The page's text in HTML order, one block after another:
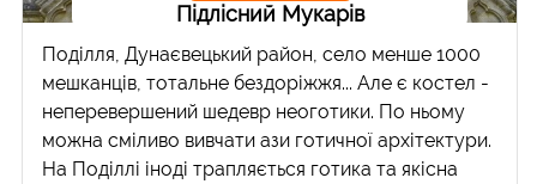
Підлісний Мукарів
Поділля, Дунаєвецький район, село менше 1000
мешканців, тотальне бездоріжжя... Але є костел -
неперевершений шедевр неоготики. По ньому
можна сміливо вивчати ази готичної архітектури.
На Поділлі іноді трапляється готика та якісна